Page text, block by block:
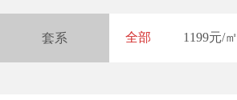
套系 全部 1199元/㎡